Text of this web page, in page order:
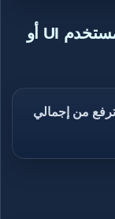
تصميم واجهة المستخدم وتجربة المستخدم UI أو
من إجمالي